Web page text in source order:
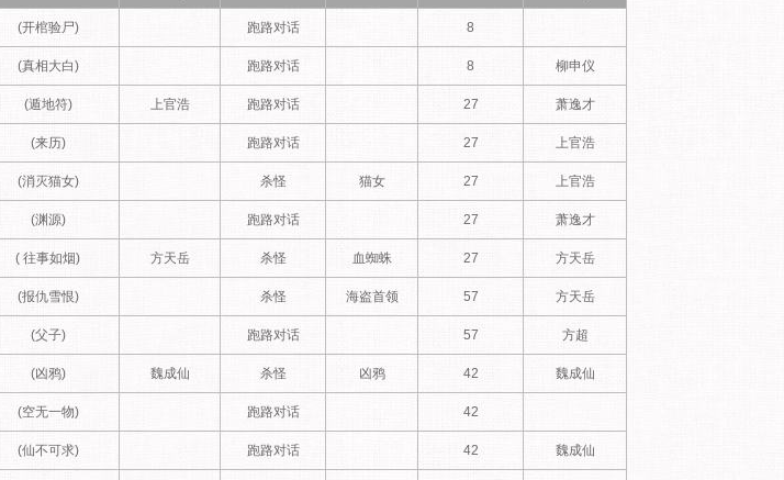
(开棺验尸) 跑路对话 8
(真相大白) 跑路对话 8 柳申仪
(遁地符) 上官浩 跑路对话 27 萧逸才
(来历) 跑路对话 27 上官浩
(消灭猫女) 杀怪 猫女 27 上官浩
(渊源) 跑路对话 27 萧逸才
( 往事如烟) 方天岳 杀怪 血蜘蛛 27 方天岳
(报仇雪恨) 杀怪 海盗首领 57 方天岳
(父子) 跑路对话 57 方超
(凶鸦) 魏成仙 杀怪 凶鸦 42 魏成仙
(空无一物) 跑路对话 42
(仙不可求) 跑路对话 42 魏成仙